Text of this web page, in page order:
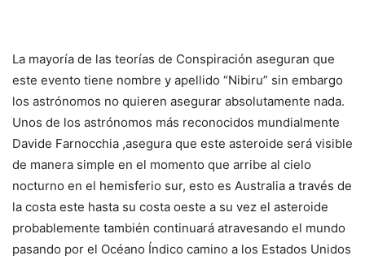
La mayoría de las teorías de Conspiración aseguran que
este evento tiene nombre y apellido “Nibiru” sin embargo
los astrónomos no quieren asegurar absolutamente nada.
Unos de los astrónomos más reconocidos mundialmente
Davide Farnocchia ,asegura que este asteroide será visible
de manera simple en el momento que arribe al cielo
nocturno en el hemisferio sur, esto es Australia a través de
la costa este hasta su costa oeste a su vez el asteroide
probablemente también continuará atravesando el mundo
pasando por el Océano Índico camino a los Estados Unidos